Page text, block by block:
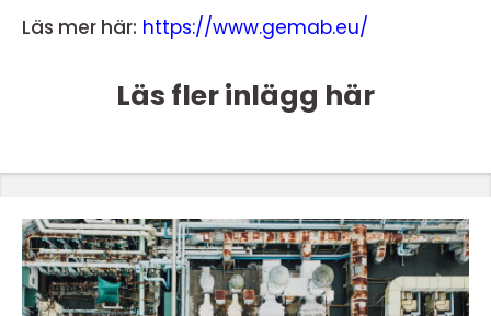
Läs mer här: https://www.gemab.eu/
Läs fler inlägg här